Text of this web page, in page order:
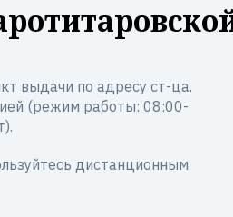
выдачи по адресу ст-ца.
(режим работы: 08:00-
дистанционным